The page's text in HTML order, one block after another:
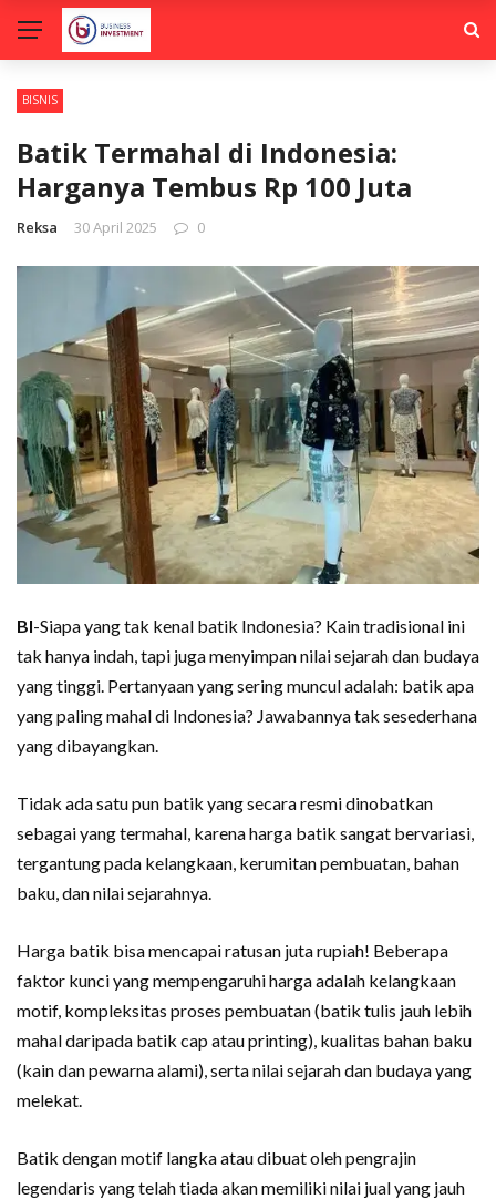
BISNIS
Batik Termahal di Indonesia:
Harganya Tembus Rp 100 Juta
Reksa 30 April 2025 0
BI-Siapa yang tak kenal batik Indonesia? Kain tradisional ini
tak hanya indah, tapi juga menyimpan nilai sejarah dan budaya
yang tinggi. Pertanyaan yang sering muncul adalah: batik apa
yang paling mahal di Indonesia? Jawabannya tak sesederhana
yang dibayangkan.
Tidak ada satu pun batik yang secara resmi dinobatkan
sebagai yang termahal, karena harga batik sangat bervariasi,
tergantung pada kelangkaan, kerumitan pembuatan, bahan
baku, dan nilai sejarahnya.
Harga batik bisa mencapai ratusan juta rupiah! Beberapa
faktor kunci yang mempengaruhi harga adalah kelangkaan
motif, kompleksitas proses pembuatan (batik tulis jauh lebih
mahal daripada batik cap atau printing), kualitas bahan baku
(kain dan pewarna alami), serta nilai sejarah dan budaya yang
melekat.
Batik dengan motif langka atau dibuat oleh pengrajin
legendaris yang telah tiada akan memiliki nilai jual yang jauh